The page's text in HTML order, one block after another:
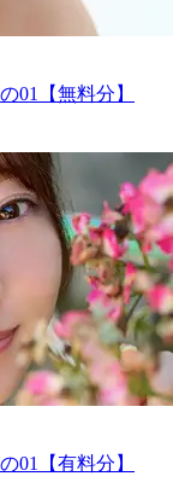
01【無料分】
01【有料分】